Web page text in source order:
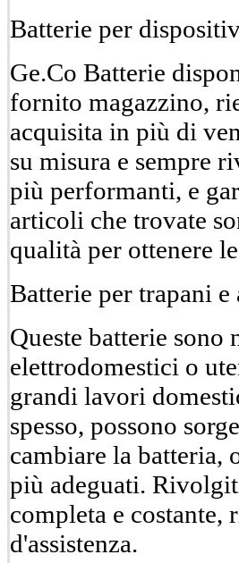
Batterie per
Ge.Co Batterie
fornito magazzino,
acquisita in più di
su misura e sempre
più performanti, e
articoli che trovate
qualità per ottenere
Batterie per trapani
Queste batterie
elettrodomestici o
grandi lavori
spesso, possono
cambiare la batteria,
più adeguati.
completa e
d'assistenza.